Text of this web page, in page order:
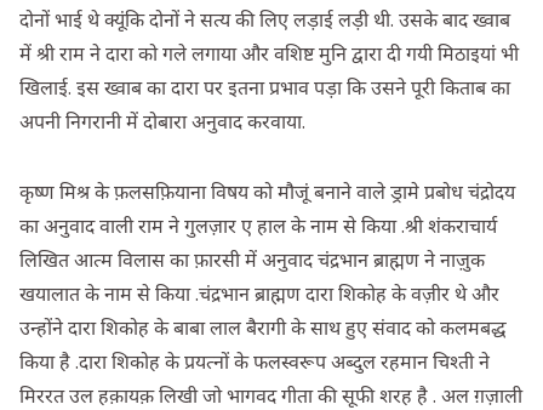
दोनों भाई थे क्यूंकि दोनों ने सत्य की लिए लड़ाई लड़ी थी. उसके बाद ख्वाब
में श्री राम ने दारा को गले लगाया और वशिष्ट मुनि द्वारा दी गयी मिठाइयां भी
खिलाई. इस ख्वाब का दारा पर इतना प्रभाव पड़ा कि उसने पूरी किताब का
अपनी निगरानी में दोबारा अनुवाद करवाया.
कृष्ण मिश्र के फ़लसफ़ियाना विषय को मौजूं बनाने वाले ड्रामे प्रबोध चंद्रोदय
का अनुवाद वाली राम ने गुलज़ार ए हाल के नाम से किया .श्री शंकराचार्य
लिखित आत्म विलास का फ़ारसी में अनुवाद चंद्रभान ब्राह्मण ने नाज़ुक
खयालात के नाम से किया .चंद्रभान ब्राह्मण दारा शिकोह के वज़ीर थे और
उन्होंने दारा शिकोह के बाबा लाल बैरागी के साथ हुए संवाद को कलमबद्ध
किया है .दारा शिकोह के प्रयत्नों के फलस्वरूप अब्दुल रहमान चिश्ती ने
मिररत उल हक़ायक़ लिखी जो भागवद गीता की सूफी शरह है . अल ग़ज़ाली